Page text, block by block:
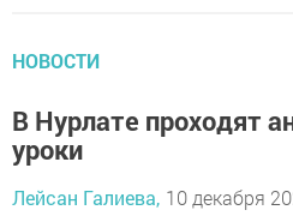
НОВОСТИ
В Нурлате проходят
уроки
Лейсан Галиева, 10 декабря